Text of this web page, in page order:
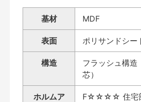
基材 MDF
表面 ポリサンドシー
構造
フラッシュ構造
芯）
ホルムア
F☆☆☆☆ 住宅